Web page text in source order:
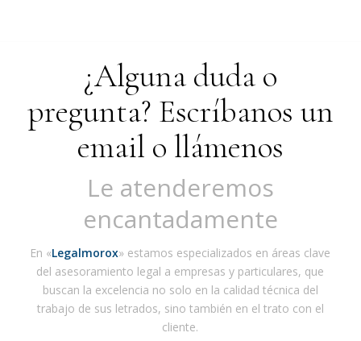
¿Alguna duda o
pregunta? Escríbanos un
email o llámenos
Le atenderemos
encantadamente
En «Legalmorox» estamos especializados en áreas clave
del asesoramiento legal a empresas y particulares, que
buscan la excelencia no solo en la calidad técnica del
trabajo de sus letrados, sino también en el trato con el
cliente.